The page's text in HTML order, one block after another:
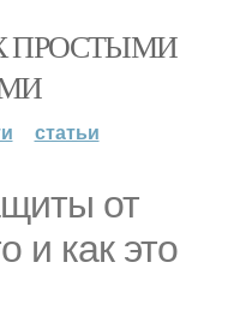
ПРОСТЫМИ
статьи
от
и как это